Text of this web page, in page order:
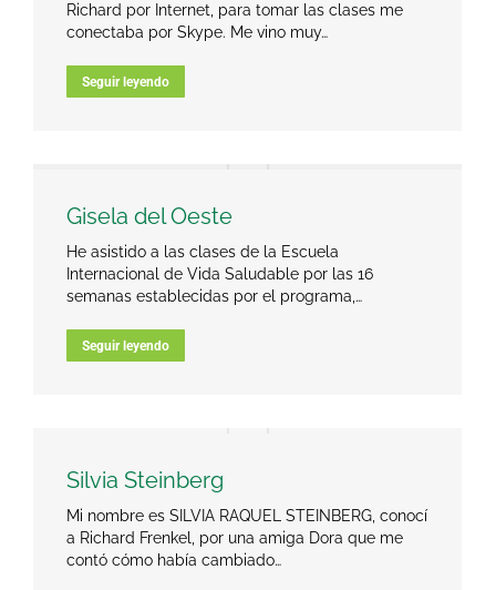
Richard por Internet, para tomar las clases me
conectaba por Skype. Me vino muy…
Seguir leyendo
Gisela del Oeste
He asistido a las clases de la Escuela
Internacional de Vida Saludable por las 16
semanas establecidas por el programa,…
Seguir leyendo
Silvia Steinberg
Mi nombre es SILVIA RAQUEL STEINBERG, conocí
a Richard Frenkel, por una amiga Dora que me
contó cómo había cambiado…